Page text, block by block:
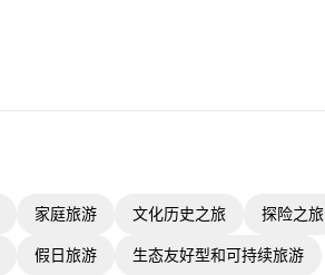
家庭旅游 文化历史之旅 探险之旅
假日旅游 生态友好型和可持续旅游